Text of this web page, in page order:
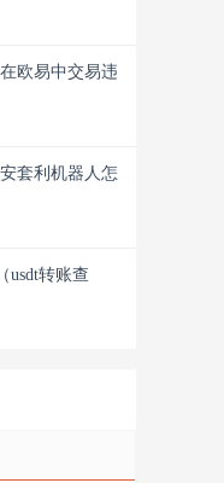
欧易中交易违
套利机器人怎
usdt转账查